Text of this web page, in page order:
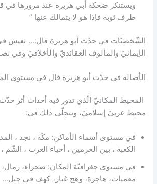
ويستنكر ضحكة أبي هريرة عند مرورها في
طرف ثوبه فإذا هو لا يتمالك عنها ”
الشّخصيّات في حدّث أبو هريرة قال:… تعيش
الإيمانيّ والمألوف العقائديّ والأخلاقيّ وفي
الأصالة في حدّث أبو هريرة قال في مستوى
المحيط المكانيّ الّذي تدور فيه أحداث أثر
محيط عربيّ إسلاميّ، ويتجلّى ذلك في:
في مستوى أسماء الأماكن: مكّة ، نجد ،
الكعبة ، بين الحرمين ، أحياء العرب ، الشّم
في مستوى جغرافيّة المكان: صحراء،
معميات، هاجرة، وهج غبار، كهف في جبل…